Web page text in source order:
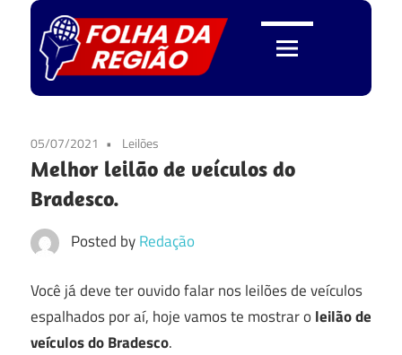
Skip
to
content
Folha
da
Região
05/07/2021 Leilões
Melhor leilão de veículos do
Bradesco.
Posted byRedação
Você já deve ter ouvido falar nos leilões de veículos
espalhados por aí, hoje vamos te mostrar o leilão de
veículos do Bradesco.